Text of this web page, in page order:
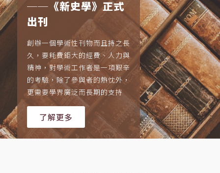
──《新史學》正式
出刊
創辦一個學術性刊物而且持之長
久，要耗費鉅大的經費、人力與
精神，對學術工作者是一項艱辛
的考驗，除了參與者的熱忱外，
更需要學界廣泛而長期的支持
了解更多